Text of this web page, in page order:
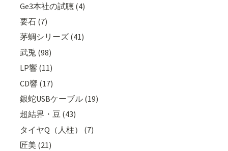
Ge3本社の試聴 (4)
要石 (7)
茅蜩シリーズ (41)
武兎 (98)
LP響 (11)
CD響 (17)
銀蛇USBケーブル (19)
超結界・豆 (43)
タイヤQ（人柱） (7)
匠美 (21)